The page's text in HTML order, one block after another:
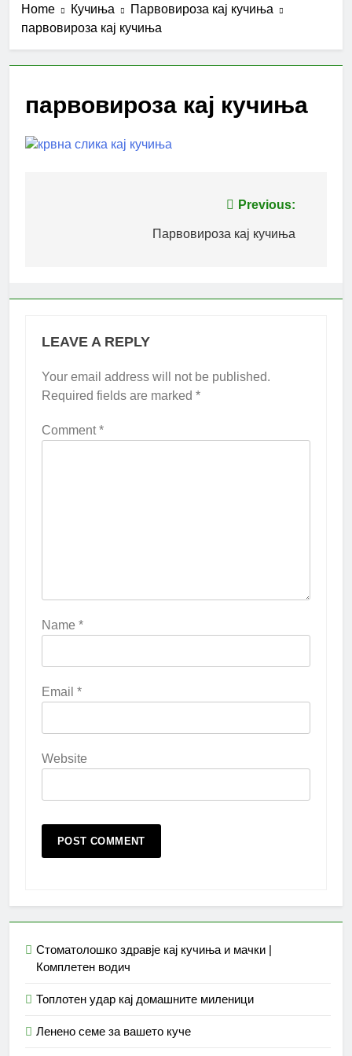
Home Кучиња
Парвовироза кај кучиња
парвовироза кај кучиња
парвовироза кај кучиња
Previous:
Парвовироза кај кучиња
LEAVE A REPLY
Your email address will not be published.
Required fields are marked *
Comment*
Name *
Email *
Website
Стоматолошко здравје кај кучиња и мачки |
Комплетен водич
Топлотен удар кај домашните миленици
Ленено семе за вашето куче